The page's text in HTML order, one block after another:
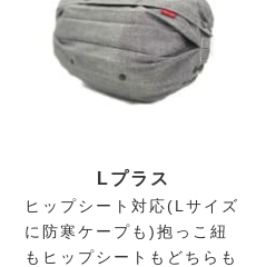
L プラス
ヒップシート対応(Lサイズ
に防寒ケープも)抱っこ紐
もヒップシートもどちらも